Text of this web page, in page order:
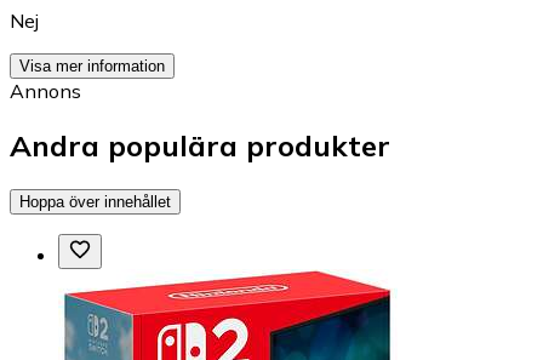
Nej
Visa mer information
Annons
Andra populära produkter
Hoppa över innehållet